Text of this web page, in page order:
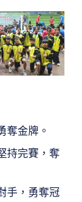
奪金牌。
持完賽，奪
手，勇奪冠